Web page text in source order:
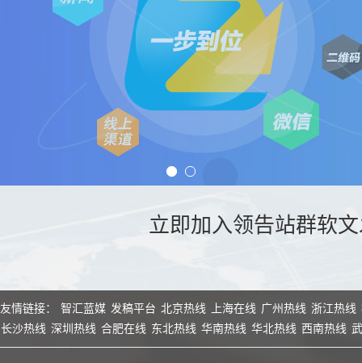
立即加入领告站群软
友情链接： 智汇蓝媒 发稿平台 北京热线 上海在线 广州热线 浙江热线
长沙热线 深圳热线 合肥在线 东北热线 华南热线 华北热线 西南热线